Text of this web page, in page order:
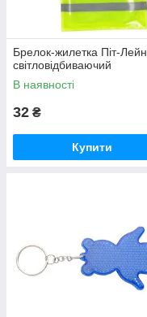
Брелок-жилетка Піт-Лейн
світловідбиваючий
В наявності
32 ₴
Купити